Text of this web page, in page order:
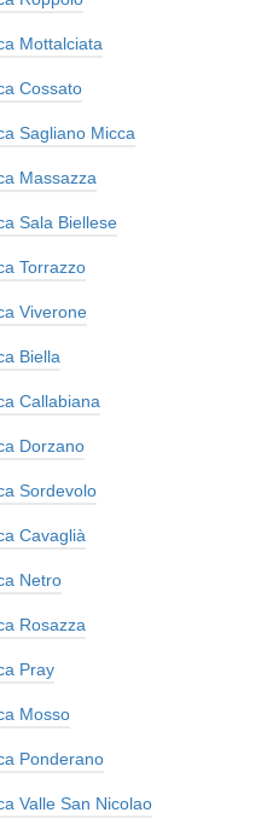
Mottalciata
Cossato
Sagliano Micca
Massazza
Sala Biellese
Torrazzo
Viverone
Biella
Callabiana
Dorzano
Sordevolo
Cavaglià
Netro
Rosazza
Pray
Mosso
Ponderano
Valle San Nicolao